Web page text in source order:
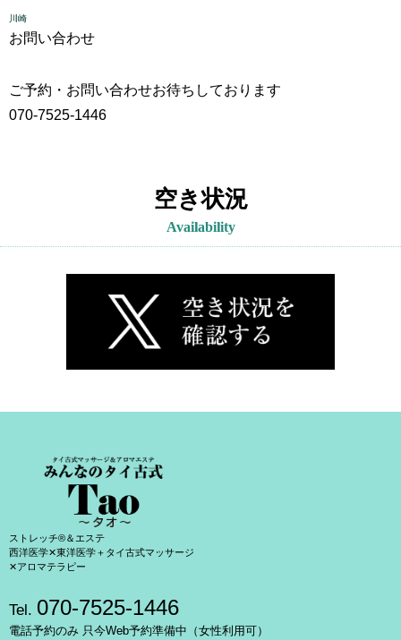
川崎
お問い合わせ
ご予約・お問い合わせお待ちしております
070-7525-1446
空き状況
Availability
ストレッチ®＆エステ
西洋医学✕東洋医学＋タイ古式マッサージ
✕アロマテラピー
Tel. 070-7525-1446
電話予約のみ 只今Web予約準備中（女性利用可）